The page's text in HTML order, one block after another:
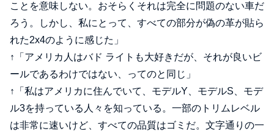
ことを意味しない。おそらくそれは完全に問題のない車だ
ろう。しかし、私にとって、すべての部分が偽の革が貼ら
れた2x4のように感じた」
↑「アメリカ人はバド ライトも大好きだが、それが良いビ
ールであるわけではない、ってのと同じ」
↑「私はアメリカに住んでいて、モデルY、モデルS、モデ
ル3を持っている人々を知っている。一部のトリムレベル
は非常に速いけど、すべての品質はゴミだ。文字通りの一